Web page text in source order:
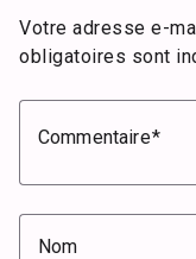
Votre adresse e-
obligatoires sont
Commentaire
Nom